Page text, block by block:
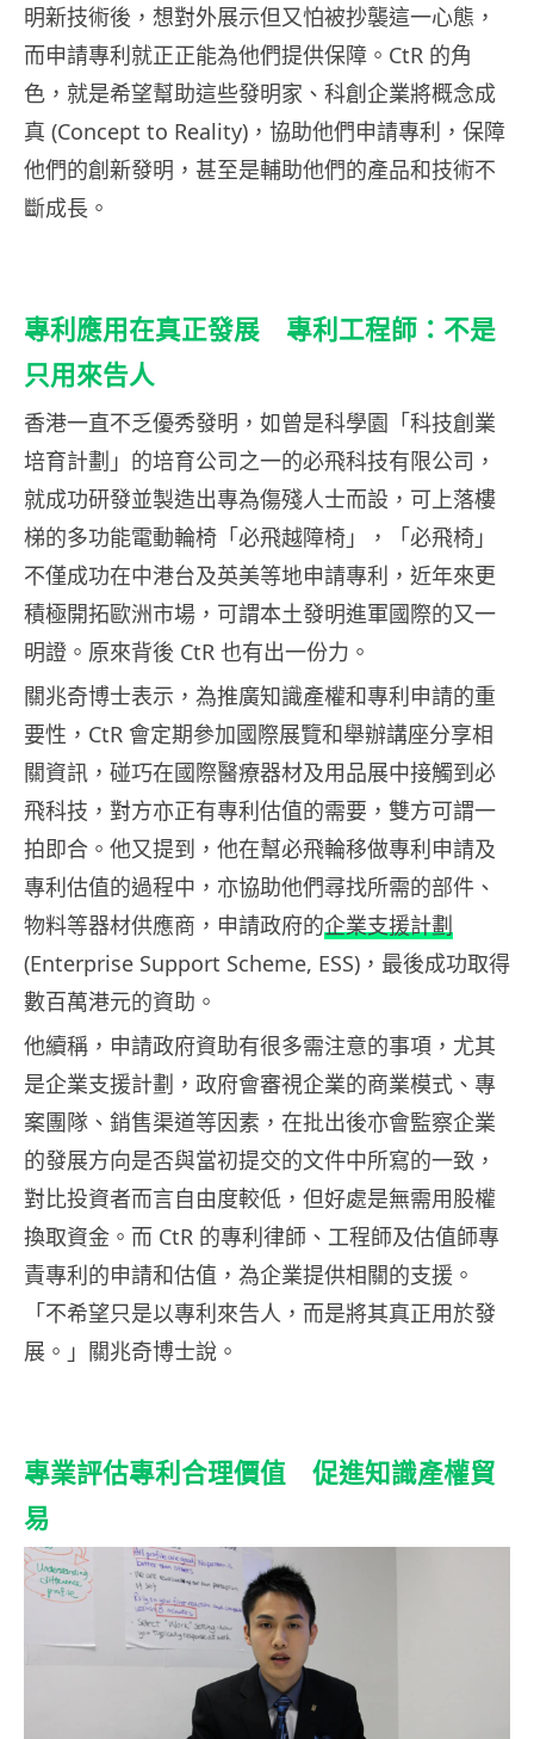
明新技術後，想對外展示但又怕被抄襲這一心態，
而申請專利就正正能為他們提供保障。CtR 的角
色，就是希望幫助這些發明家、科創企業將概念成
真 (Concept to Reality)，協助他們申請專利，保障
他們的創新發明，甚至是輔助他們的產品和技術不
斷成長。
專利應用在真正發展 專利工程師：不是
只用來告人
香港一直不乏優秀發明，如曾是科學園「科技創業
培育計劃」的培育公司之一的必飛科技有限公司，
就成功研發並製造出專為傷殘人士而設，可上落樓
梯的多功能電動輪椅「必飛越障椅」，「必飛椅」
不僅成功在中港台及英美等地申請專利，近年來更
積極開拓歐洲市場，可謂本土發明進軍國際的又一
明證。原來背後 CtR 也有出一份力。
關兆奇博士表示，為推廣知識產權和專利申請的重
要性，CtR 會定期參加國際展覽和舉辦講座分享相
關資訊，碰巧在國際醫療器材及用品展中接觸到必
飛科技，對方亦正有專利估值的需要，雙方可謂一
拍即合。他又提到，他在幫必飛輪移做專利申請及
專利估值的過程中，亦協助他們尋找所需的部件、
物料等器材供應商，申請政府的企業支援計劃
(Enterprise Support Scheme, ESS)，最後成功取得
數百萬港元的資助。
他續稱，申請政府資助有很多需注意的事項，尤其
是企業支援計劃，政府會審視企業的商業模式、專
案團隊、銷售渠道等因素，在批出後亦會監察企業
的發展方向是否與當初提交的文件中所寫的一致，
對比投資者而言自由度較低，但好處是無需用股權
換取資金。而 CtR 的專利律師、工程師及估值師專
責專利的申請和估值，為企業提供相關的支援。
「不希望只是以專利來告人，而是將其真正用於發
展。」關兆奇博士說。
專業評估專利合理價值 促進知識產權貿
易